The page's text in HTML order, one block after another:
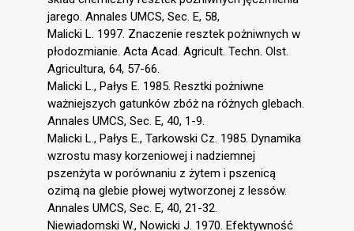
jarego. Annales UMCS, Sec. E, 58,
Malicki L. 1997. Znaczenie resztek pożniwnych w
płodozmianie. Acta Acad. Agricult. Techn. Olst.
Agricultura, 64, 57-66.
Malicki L., Pałys E. 1985. Resztki pożniwne
ważniejszych gatunków zbóż na różnych glebach.
Annales UMCS, Sec. E, 40, 1-9.
Malicki L., Pałys E., Tarkowski Cz. 1985. Dynamika
wzrostu masy korzeniowej i nadziemnej
pszenżyta w porównaniu z żytem i pszenicą
ozimą na glebie płowej wytworzonej z lessów.
Annales UMCS, Sec. E, 40, 21-32.
Niewiadomski W., Nowicki J. 1970. Efektywność